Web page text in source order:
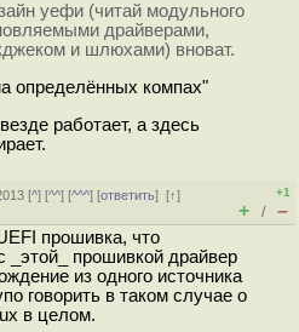
уефи (читай модульного
драйверами,
и шлюхами) вноват.
определённых компах"
работает, а здесь
[^] [^^] [^^^] [ответить][↑]
+1
+ / –
прошивка, что
прошивкой драйвер
из одного источника
говорить в таком случае о
в целом.